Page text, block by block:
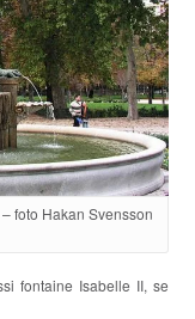
foto Hakan Svensson
fontaine Isabelle II, se